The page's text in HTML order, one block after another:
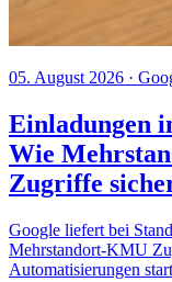
05. August 2026 ·
Einladungen
Wie
Zugriffe
Google liefert bei
Mehrstandort-KMU
Automatisierungen